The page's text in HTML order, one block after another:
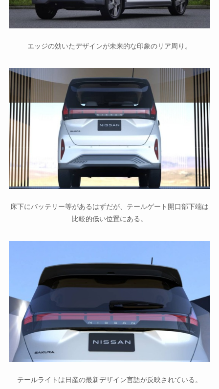
エッジの効いたデザインが未来的な印象のリア周り。
床下にバッテリー等があるはずだが、テールゲート開口部下端は
比較的低い位置にある。
テールライトは日産の最新デザイン言語が反映されている。